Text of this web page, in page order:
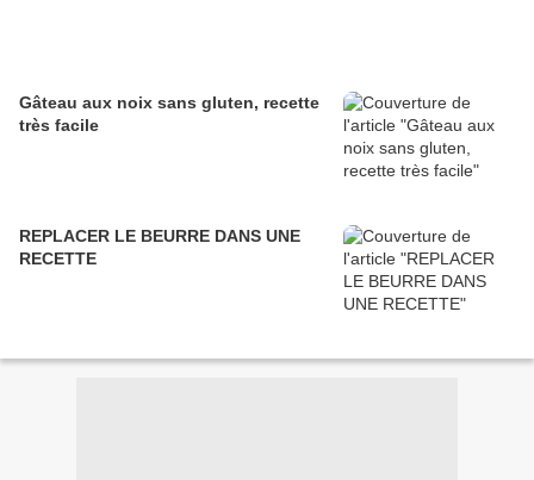
Gâteau aux noix sans gluten, recette
très facile
REPLACER LE BEURRE DANS UNE
RECETTE